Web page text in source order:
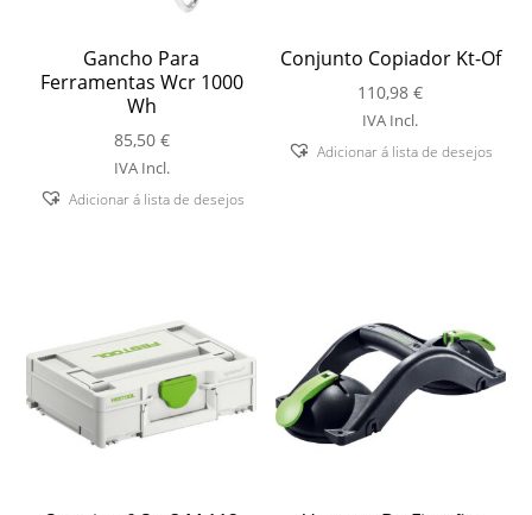
Gancho Para
Ferramentas Wcr 1000
Wh
85,50 €
IVA Incl.
Adicionar á lista de desejos
Conjunto Copiador Kt-Of
110,98€
IVA Incl.
Adicionar á lista de desejos